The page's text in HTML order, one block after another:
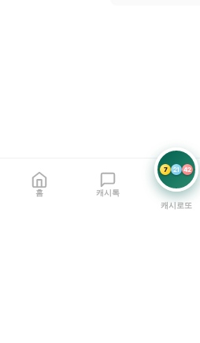
홈 캐시톡
7 21 42
캐시로또